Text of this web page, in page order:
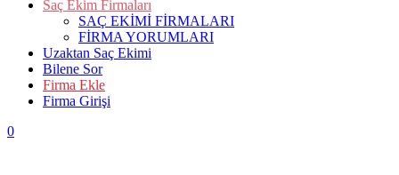
Saç Ekim Firmaları
SAÇ EKİMİ FİRMALARI
FİRMA YORUMLARI
Uzaktan Saç Ekimi
Bilene Sor
Firma Ekle
Firma Girişi
0